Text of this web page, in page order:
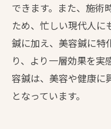
できます。また、施術
ため、忙しい現代人に
鍼に加え、美容鍼に特
り、より一層効果を実
容鍼は、美容や健康に
となっています。